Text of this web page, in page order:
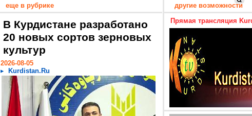
еще в рубрике
В Курдистане разработано
20 новых сортов зерновых
культур
2026-08-05
Kurdistan.Ru
другие возможности
Прямая трансляция